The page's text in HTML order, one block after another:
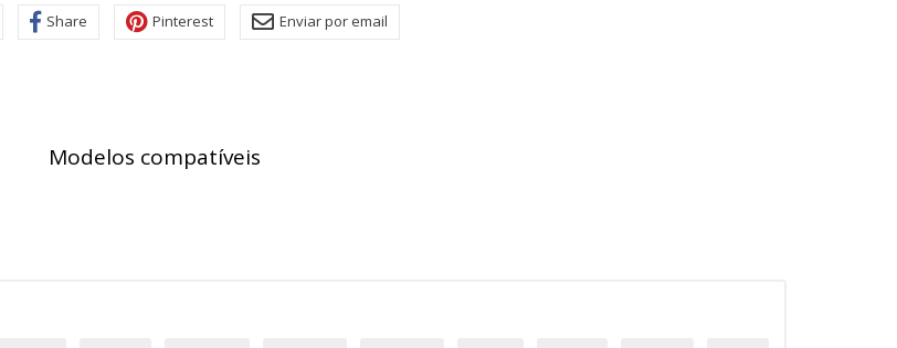
Share Pinterest Enviar por email
Modelos compatíveis